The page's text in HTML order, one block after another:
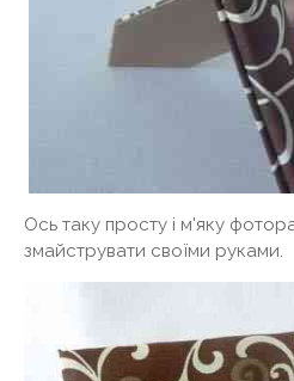
Ось таку просту і м'яку
змайструвати своїми руками.